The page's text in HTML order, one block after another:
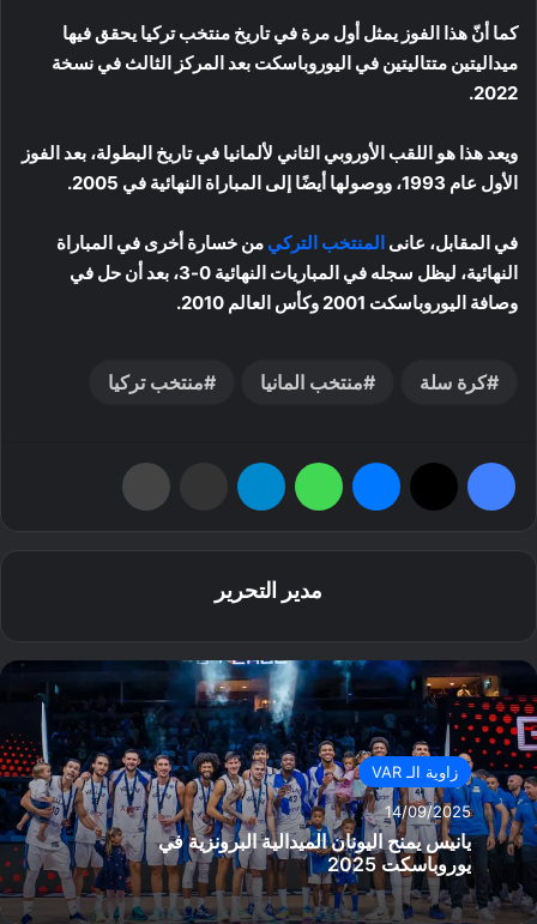
كما أنّ هذا الفوز يمثل أول مرة في تاريخ منتخب تركيا يحقق فيها
ميداليتين متتاليتين في اليوروباسكت بعد المركز الثالث في نسخة
2022.
ويعد هذا هو اللقب الأوروبي الثاني لألمانيا في تاريخ البطولة، بعد الفوز
الأول عام 1993، ووصولها أيضًا إلى المباراة النهائية في 2005.
في المقابل، عانى المنتخب التركي من خسارة أخرى في المباراة
النهائية، ليظل سجله في المباريات النهائية 0-3، بعد أن حل في
وصافة اليوروباسكت 2001 وكأس العالم 2010.
كرة سلة منتخب المانيا منتخب تركيا
مدير التحرير
زاوية الـ VAR
14/09/2025
يانيس يمنح اليونان الميدالية البرونزية في
يوروباسكت 2025